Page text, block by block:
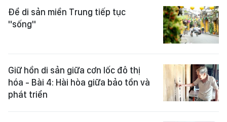
Để di sản miền Trung tiếp tục
"sống"
Giữ hồn di sản giữa cơn lốc đô thị
hóa - Bài 4: Hài hòa giữa bảo tồn và
phát triển